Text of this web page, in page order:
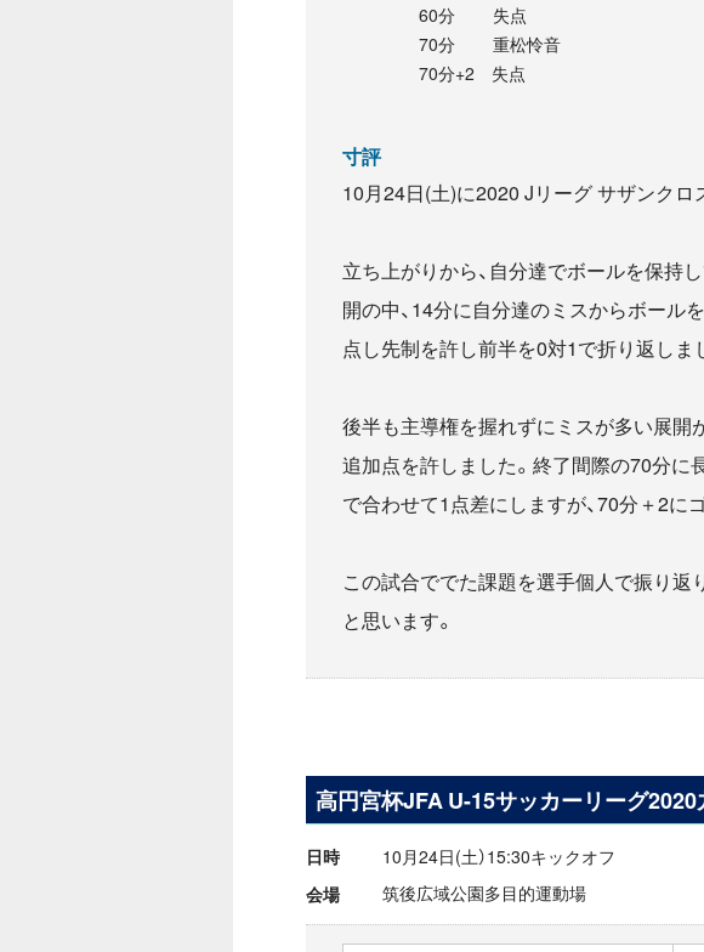
60分 失点
70分 重松怜音
70分+2 失点
寸評
10月24日(土)に2020 Jリーグ サザンクロ
立ち上がりから、自分達でボールを保持
開の中、14分に自分達のミスからボー
点し先制を許し前半を0対1で折り返しま
後半も主導権を握れずにミスが多い展開
追加点を許しました。終了間際の70分
で合わせて1点差にしますが、70分＋2に
この試合ででた課題を選手個人で振り返
と思います。
高円宮杯JFA U-15サッカーリーグ2020
日時
10月24日(土）15:30キックオフ
会場
筑後広域公園多目的運動場